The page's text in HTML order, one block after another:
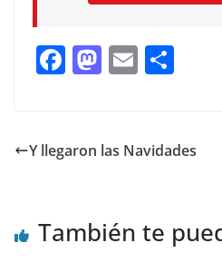
F
b
k
M
d
E
l p
r
Y llegaron las Navidades
También te